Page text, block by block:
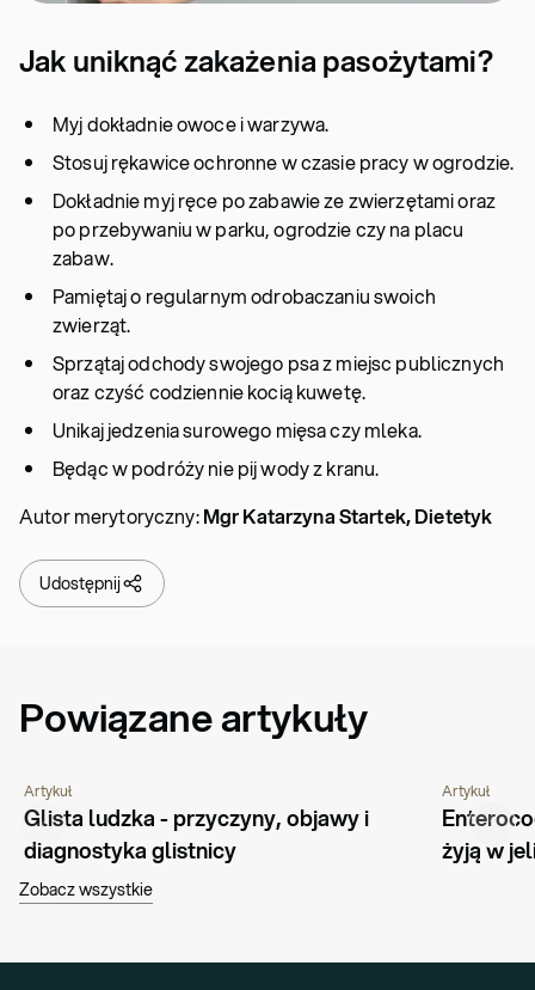
Jak uniknąć zakażenia pasożytami?
Myj dokładnie owoce i warzywa.
Stosuj rękawice ochronne w czasie pracy w ogrodzie.
Dokładnie myj ręce po zabawie ze zwierzętami oraz
po przebywaniu w parku, ogrodzie czy na placu
zabaw.
Pamiętaj o regularnym odrobaczaniu swoich
zwierząt.
Sprzątaj odchody swojego psa z miejsc publicznych
oraz czyść codziennie kocią kuwetę.
Unikaj jedzenia surowego mięsa czy mleka.
Będąc w podróży nie pij wody z kranu.
Autor merytoryczny:Mgr Katarzyna Startek, Dietetyk
Udostępnij
Powiązane artykuły
CHOROBY I SCHORZENIA
Artykuł
Glista ludzka - przyczyny, objawy i
diagnostyka glistnicy
Artykuł
żyją w
Zobacz wszystkie